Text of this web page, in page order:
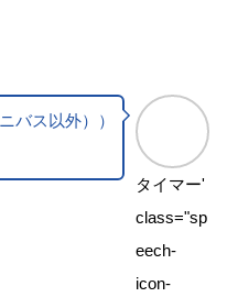
タイマー'
class="sp
eech-
icon-
バス以外））